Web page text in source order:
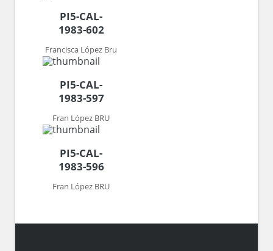
PI5-CAL-
1983-602
Francisca López Bru
PI5-CAL-
1983-597
Fran López BRU
PI5-CAL-
1983-596
Fran López BRU